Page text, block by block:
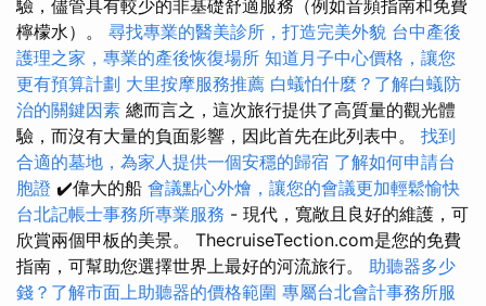
驗，儘管具有較少的非基礎舒適服務（例如音頻指南和免費
檸檬水）。 尋找專業的醫美診所，打造完美外貌 台中產後
護理之家，專業的產後恢復場所 知道月子中心價格，讓您
更有預算計劃 大里按摩服務推薦 白蟻怕什麼？了解白蟻防
治的關鍵因素 總而言之，這次旅行提供了高質量的觀光體
驗，而沒有大量的負面影響，因此首先在此列表中。 找到
合適的墓地，為家人提供一個安穩的歸宿 了解如何申請台
胞證 ✔️偉大的船 會議點心外燴，讓您的會議更加輕鬆愉快
台北記帳士事務所專業服務 - 現代，寬敞且良好的維護，可
欣賞兩個甲板的美景。 ThecruiseTection.com是您的免費
指南，可幫助您選擇世界上最好的河流旅行。 助聽器多少
錢？了解市面上助聽器的價格範圍 專屬台北會計事務所服